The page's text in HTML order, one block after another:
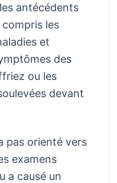
antécédents
les
et
des
ou les
devant
pas orienté vers
examens
a causé un